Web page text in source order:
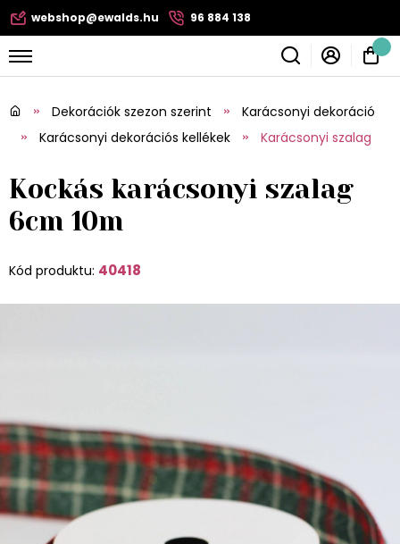
webshop@ewalds.hu 96 884 138
Dekorációk szezon szerint
Karácsonyi dekoráció
Karácsonyi dekorációs kellékek
Karácsonyi szalag
Kockás karácsonyi szalag
6cm 10m
Kód produktu: 40418